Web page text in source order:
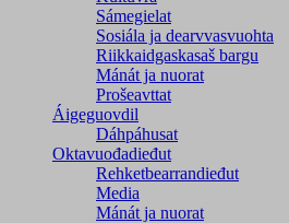
Sámegielat
Sosiála ja dearvvasvuohta
Riikkaidgaskasaš bargu
Mánát ja nuorat
Prošeavttat
Áigeguovdil
Dáhpáhusat
Oktavuođadieđut
Rehketbearrandieđut
Media
Mánát ja nuorat